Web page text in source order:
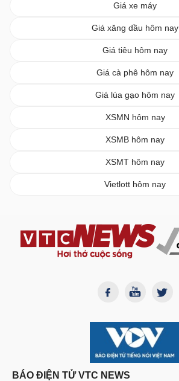
Giá xe máy
Giá xăng dầu hôm nay
Giá tiêu hôm nay
Giá cà phê hôm nay
Giá lúa gạo hôm nay
XSMN hôm nay
XSMB hôm nay
XSMT hôm nay
Vietlott hôm nay
BÁO ĐIỆN TỬ VTC NEWS